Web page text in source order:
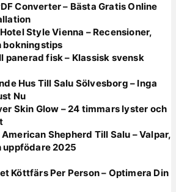
Converter – Bästa Gratis Online
Style Vienna – Recensioner,
bokningstips
panerad fisk – Klassisk svensk
Hus Till Salu Sölvesborg – Inga
Nu
Skin Glow – 24 timmars lyster och
Shepherd Till Salu – Valpar,
uppfödare 2025
Köttfärs Per Person – Optimera Din